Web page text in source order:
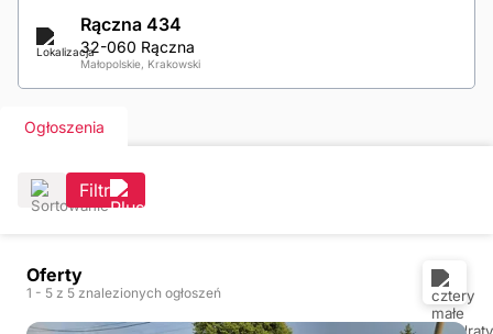
Rączna 434
32-060 Rączna
Małopolskie, Krakowski
Ogłoszenia
Filtr
Oferty
1 - 5 z 5 znalezionych ogłoszeń